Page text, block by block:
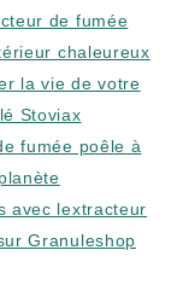
de fumée
chaleureux
la vie de votre
Stoviax
fumée poêle à
avec lextracteur
Granuleshop